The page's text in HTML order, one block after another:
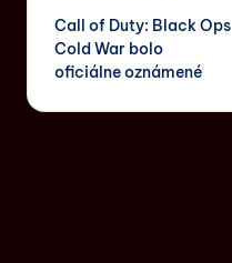
Call of Duty: Black Ops
Cold War bolo
oficiálne oznámené